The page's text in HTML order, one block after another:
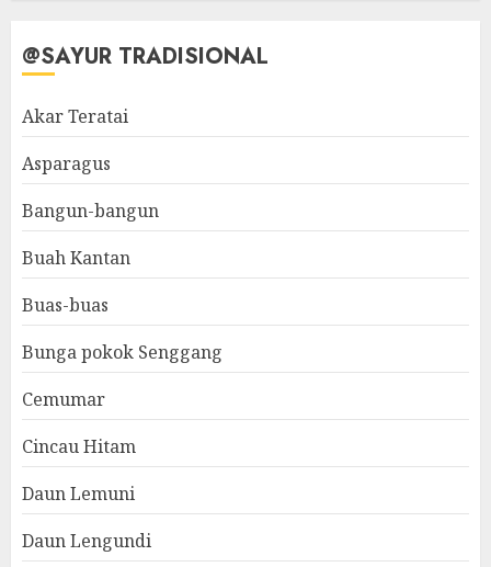
@SAYUR TRADISIONAL
Akar Teratai
Asparagus
Bangun-bangun
Buah Kantan
Buas-buas
Bunga pokok Senggang
Cemumar
Cincau Hitam
Daun Lemuni
Daun Lengundi